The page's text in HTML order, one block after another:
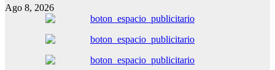
Ago 8, 2026